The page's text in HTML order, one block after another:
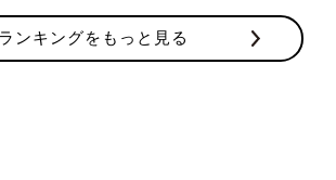
ランキングをもっと見る